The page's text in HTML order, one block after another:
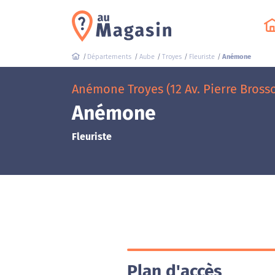
Départements Aube Troyes Fleuriste Anémone
Anémone Troyes (12 Av. Pierre
Anémone
Fleuriste